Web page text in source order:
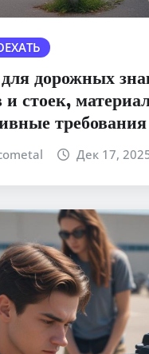
дорожных
и стоек,
требования
Дек 17,